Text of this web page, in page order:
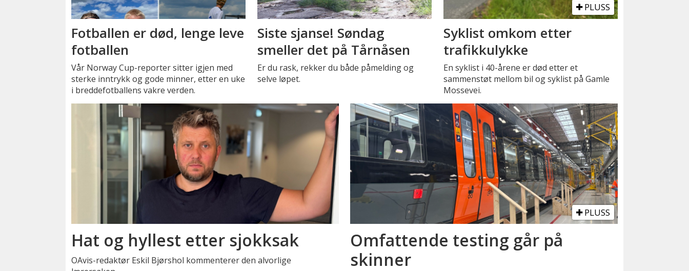
Fotballen er død, lenge leve
fotballen
Vår Norway Cup-reporter sitter igjen med
sterke inntrykk og gode minner, etter en uke
i breddefotballens vakre verden.
Siste sjanse! Søndag
smeller det på Tårnåsen
Er du rask, rekker du både påmelding og
selve løpet.
PLUSS
Syklist omkom etter
trafikkulykke
En syklist i 40-årene er død etter et
sammenstøt mellom bil og syklist på Gamle
Mossevei.
Hat og hyllest etter sjokksak
OAvis-redaktør Eskil Bjørshol kommenterer den alvorlige
PLUSS
Omfattende testing går på
skinner